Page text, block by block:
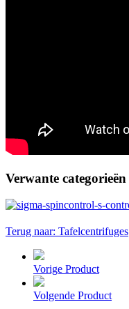
Verwante categorieën
Terug naar: Tafelcentrifuges
Vorige Product
Volgende Product